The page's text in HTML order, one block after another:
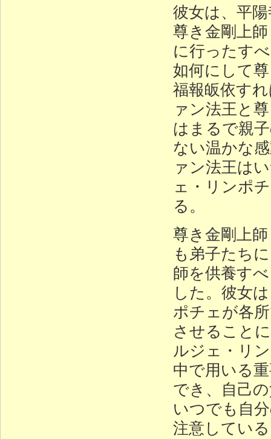
彼女は、平
尊き金剛上
に行ったす
如何にして
福報皈依す
ァン法王と
はまるで親
ない温かな
ァン法王は
ェ・リンポ
る。
尊き金剛上
も弟子たち
師を供養す
した。彼女
ポチェが各
させること
ルジェ・リ
中で用いる
でき、自己
いつでも自
注意してい